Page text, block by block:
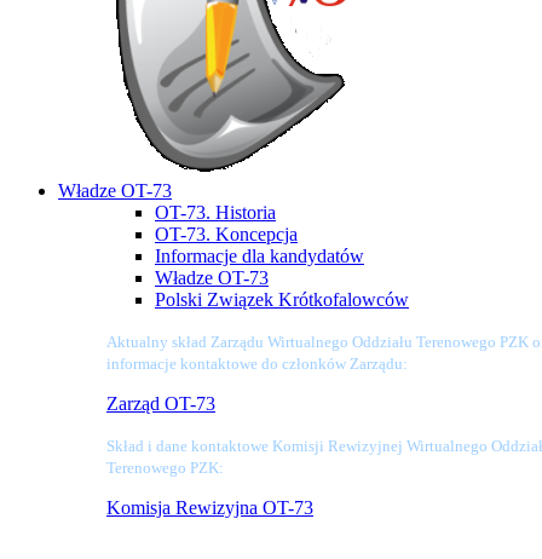
Władze OT-73
OT-73. Historia
OT-73. Koncepcja
Informacje dla kandydatów
Władze OT-73
Polski Związek Krótkofalowców
Aktualny skład Zarządu Wirtualnego Oddziału Terenowego PZK
informacje kontaktowe do członków Zarządu:
Zarząd OT-73
Skład i dane kontaktowe Komisji Rewizyjnej Wirtualnego
Terenowego PZK:
Komisja Rewizyjna OT-73